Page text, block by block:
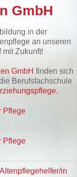
GmbH
in der
an unseren
Zukunft!
GmbH finden sich
Berufsfachschule
.
Pflege
Pflege
in